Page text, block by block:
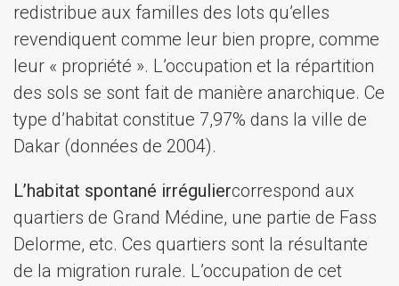
redistribue aux familles des lots qu’elles
revendiquent comme leur bien propre, comme
leur « propriété ». L’occupation et la répartition
des sols se sont fait de manière anarchique. Ce
type d’habitat constitue 7,97% dans la ville de
Dakar (données de 2004).
L’habitat spontané irréguliercorrespond aux
quartiers de Grand Médine, une partie de Fass
Delorme, etc. Ces quartiers sont la résultante
de la migration rurale. L’occupation de cet